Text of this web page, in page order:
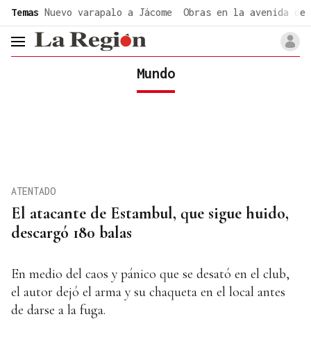
Temas Nuevo varapalo a Jácome Obras en la avenida de
header.menu.open
Mundo
El atacante de Estambul, que sigue huido,
descargó 180 balas
ATENTADO
En medio del caos y pánico que se desató en el club,
el autor dejó el arma y su chaqueta en el local antes
de darse a la fuga.